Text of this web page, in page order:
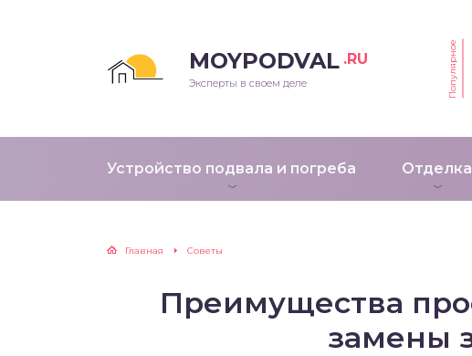
MOYPODVAL .RU
Эксперты в своем деле Популярное
Устройство подвала и погреба Отделка
Главная Советы
Преимущества
замены